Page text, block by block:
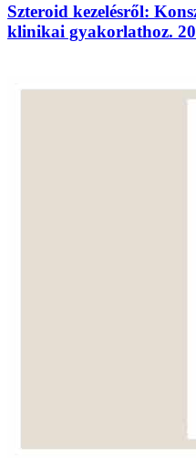
Szteroid kezelésről:
klinikai gyakorlathoz.